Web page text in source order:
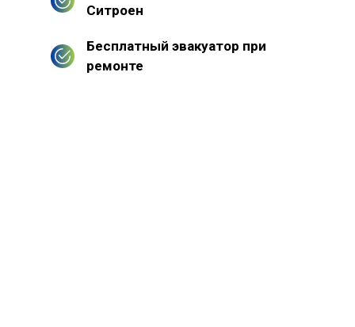
Ситроен
Бесплатный эвакуатор при
ремонте